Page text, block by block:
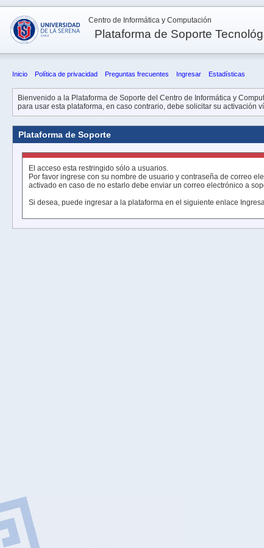
Centro de Informática y Computación
Plataforma de Soporte
Inicio Política de privacidad Preguntas frecuentes Ingresar Estadísticas
Bienvenido a la Plataforma de Soporte del Centro de Informática y
para usar esta plataforma, en caso contrario, debe solicitar su activación
Plataforma de Soporte
El acceso esta restringido sólo a usuarios.
Por favor ingrese con su nombre de usuario y contraseña de correo
activado en caso de no estarlo debe enviar un correo electrónico a
Si desea, puede ingresar a la plataforma en el siguiente enlace